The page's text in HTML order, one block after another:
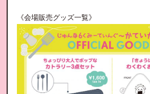
《会場販売グッズ一覧》